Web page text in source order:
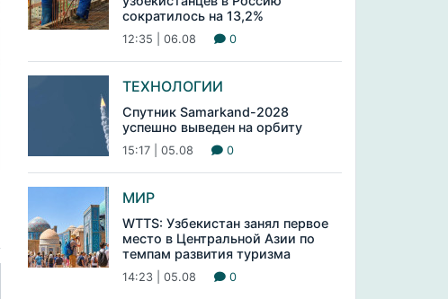
сократилось на 13,2%
12:35 | 06.08 0
ТЕХНОЛОГИИ
Спутник Samarkand-2028
успешно выведен на орбиту
15:17 | 05.08 0
МИР
WTTS: Узбекистан занял первое
место в Центральной Азии по
темпам развития туризма
14:23 | 05.08 0